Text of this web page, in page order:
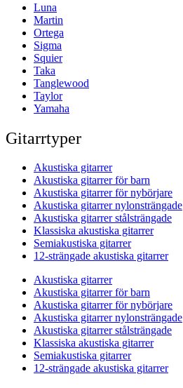
Luna
Martin
Ortega
Sigma
Squier
Taka
Tanglewood
Taylor
Yamaha
Gitarrtyper
Akustiska gitarrer
Akustiska gitarrer för barn
Akustiska gitarrer för nybörjare
Akustiska gitarrer nylonsträngade
Akustiska gitarrer stålsträngade
Klassiska akustiska gitarrer
Semiakustiska gitarrer
12-strängade akustiska gitarrer
Akustiska gitarrer
Akustiska gitarrer för barn
Akustiska gitarrer för nybörjare
Akustiska gitarrer nylonsträngade
Akustiska gitarrer stålsträngade
Klassiska akustiska gitarrer
Semiakustiska gitarrer
12-strängade akustiska gitarrer